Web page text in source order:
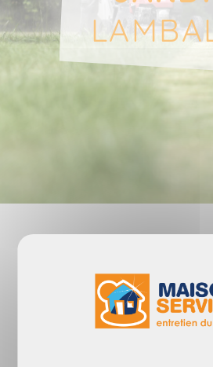
découvrant les
jardinage
MAISON ET